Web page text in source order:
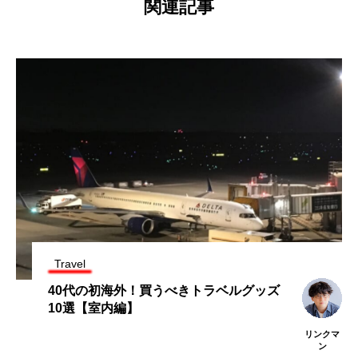
関連記事
Travel
40代の初海外！買うべきトラベルグッズ
10選【室内編】
リンクマ
ン